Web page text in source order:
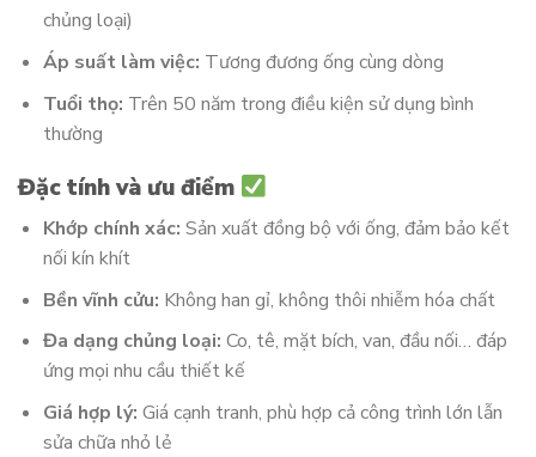
chủng loại)
Áp suất làm việc: Tương đương ống cùng dòng
Tuổi thọ: Trên 50 năm trong điều kiện sử dụng bình
thường
Đặc tính và ưu điểm
Khớp chính xác: Sản xuất đồng bộ với ống, đảm bảo kết
nối kín khít
Bền vĩnh cửu: Không han gỉ, không thôi nhiễm hóa chất
Đa dạng chủng loại: Co, tê, mặt bích, van, đầu nối… đáp
ứng mọi nhu cầu thiết kế
Giá hợp lý: Giá cạnh tranh, phù hợp cả công trình lớn lẫn
sửa chữa nhỏ lẻ